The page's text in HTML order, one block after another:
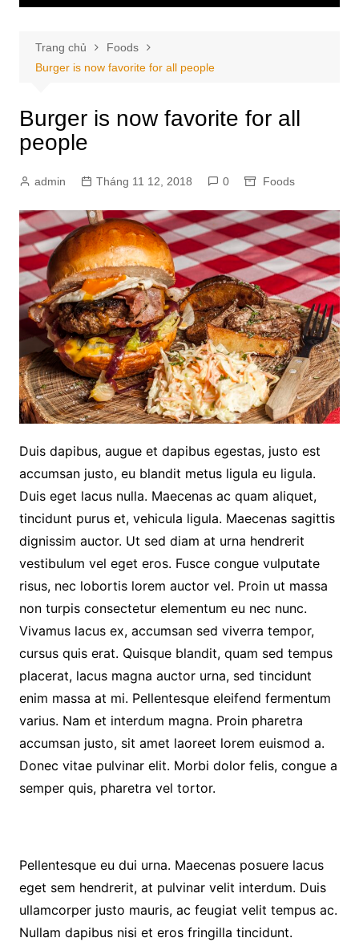
Trang chủ
Foods
Burger is now favorite for all people
Burger is now favorite for all
people
admin Tháng 11 12, 2018 0 Foods
Duis dapibus, augue et dapibus egestas, justo est
accumsan justo, eu blandit metus ligula eu ligula.
Duis eget lacus nulla. Maecenas ac quam aliquet,
tincidunt purus et, vehicula ligula. Maecenas sagittis
dignissim auctor. Ut sed diam at urna hendrerit
vestibulum vel eget eros. Fusce congue vulputate
risus, nec lobortis lorem auctor vel. Proin ut massa
non turpis consectetur elementum eu nec nunc.
Vivamus lacus ex, accumsan sed viverra tempor,
cursus quis erat. Quisque blandit, quam sed tempus
placerat, lacus magna auctor urna, sed tincidunt
enim massa at mi. Pellentesque eleifend fermentum
varius. Nam et interdum magna. Proin pharetra
accumsan justo, sit amet laoreet lorem euismod a.
Donec vitae pulvinar elit. Morbi dolor felis, congue a
semper quis, pharetra vel tortor.
Pellentesque eu dui urna. Maecenas posuere lacus
eget sem hendrerit, at pulvinar velit interdum. Duis
ullamcorper justo mauris, ac feugiat velit tempus ac.
Nullam dapibus nisi et eros fringilla tincidunt.